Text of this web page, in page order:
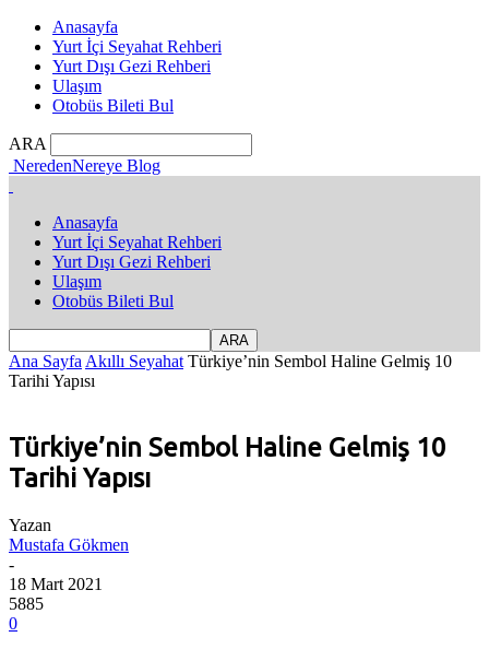
Anasayfa
Yurt İçi Seyahat Rehberi
Yurt Dışı Gezi Rehberi
Ulaşım
Otobüs Bileti Bul
ARA
NeredenNereye Blog
Anasayfa
Yurt İçi Seyahat Rehberi
Yurt Dışı Gezi Rehberi
Ulaşım
Otobüs Bileti Bul
Ana Sayfa Akıllı Seyahat Türkiye’nin Sembol Haline Gelmiş 10
Tarihi Yapısı
Türkiye’nin Sembol Haline Gelmiş 10
Tarihi Yapısı
Yazan
Mustafa Gökmen
-
18 Mart 2021
5885
0